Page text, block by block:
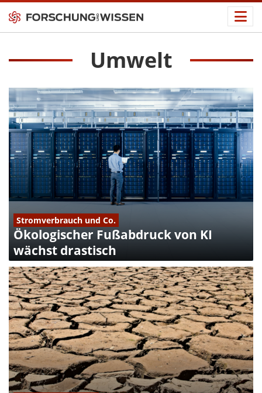
Umwelt
Stromverbrauch und Co.
Ökologischer Fußabdruck von KI
wächst drastisch